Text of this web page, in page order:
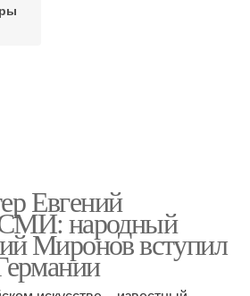
Евгений
СМИ: народный
Миронов вступил